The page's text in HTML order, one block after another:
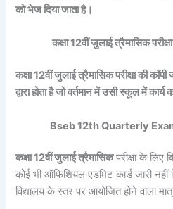
को भेज दिया जाता है।
कक्षा 12वीं जुलाई त्रैमासिक
कक्षा 12वीं जुलाई त्रैमासिक परीक्षा की
द्वारा होता है जो वर्तमान में उसी स्कूल में कार्य
Bseb 12th Quarterly
कक्षा 12वीं जुलाई त्रैमासिकपरीक्षा के लिए
कोई भी ऑफिशियल एडमिट कार्ड जारी
विद्यालय के स्तर पर आयोजित होने वाला